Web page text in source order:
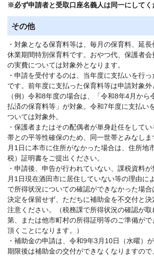
※必ず申請者と受取口座名義人は同一にしてく
その他
・対象となる保育料等は、毎月の保育料、延
休業期間特別保育料です。おやつ代、保護者
の実費については対象外となります。
・申請を受付するのは、当年度に支払いを行
です。前年度に支払った保育料等は申請対象外
（例）令和8年度の場合は、「令和8年4月から
払済の保育料等」が対象。令和7年度に支払い
ついては対象外。
・保護者またはその配偶者が単身赴任をして
帯との平等性確保のため、同一世帯とみなし
月1日に本市に住所がなかった場合は、住所地
税）証明書をご提出ください。
・申請後、申告が行われていない、課税資料
月1日現在酒田市に居住していない等の理由に
で所得状況についての確認ができなかった場
決定を保留せず、ただちに補助金を不交付と
注意ください。（税務課で所得状況の確認が
第、または他市町村の所得証明等のご準備が
頂くことになります。）
・補助金の申請は、令和9年3月10日（水曜）
期限後は補助金の交付ができなくなりますの